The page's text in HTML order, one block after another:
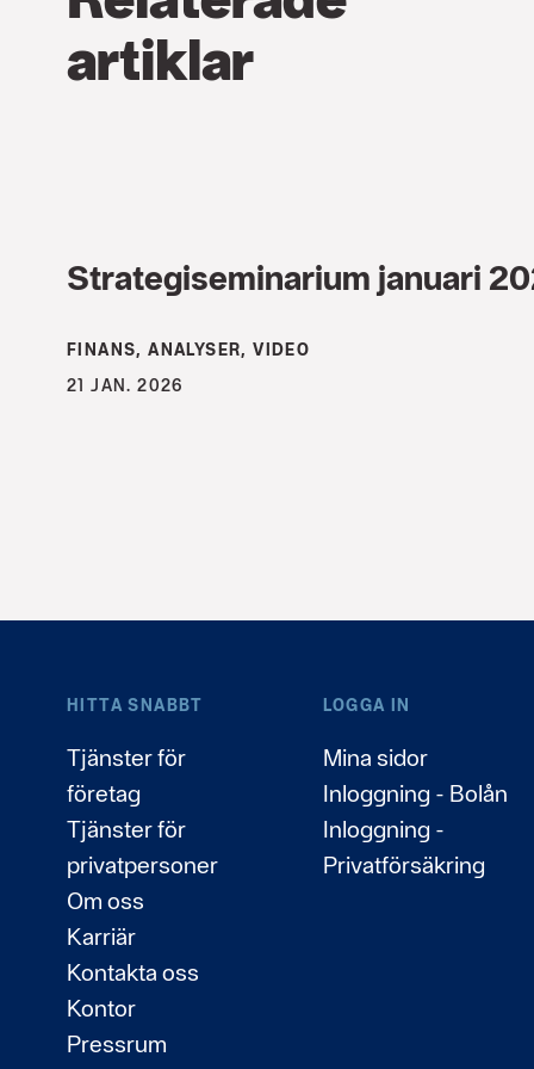
artiklar
Strategiseminarium januari
FINANS, ANALYSER, VIDEO
21 JAN. 2026
HITTA SNABBT
Tjänster för
företag
Tjänster för
privatpersoner
Om oss
Karriär
Kontakta oss
Kontor
Pressrum
LOGGA IN
Mina sidor
Inloggning - Bolån
Inloggning -
Privatförsäkring